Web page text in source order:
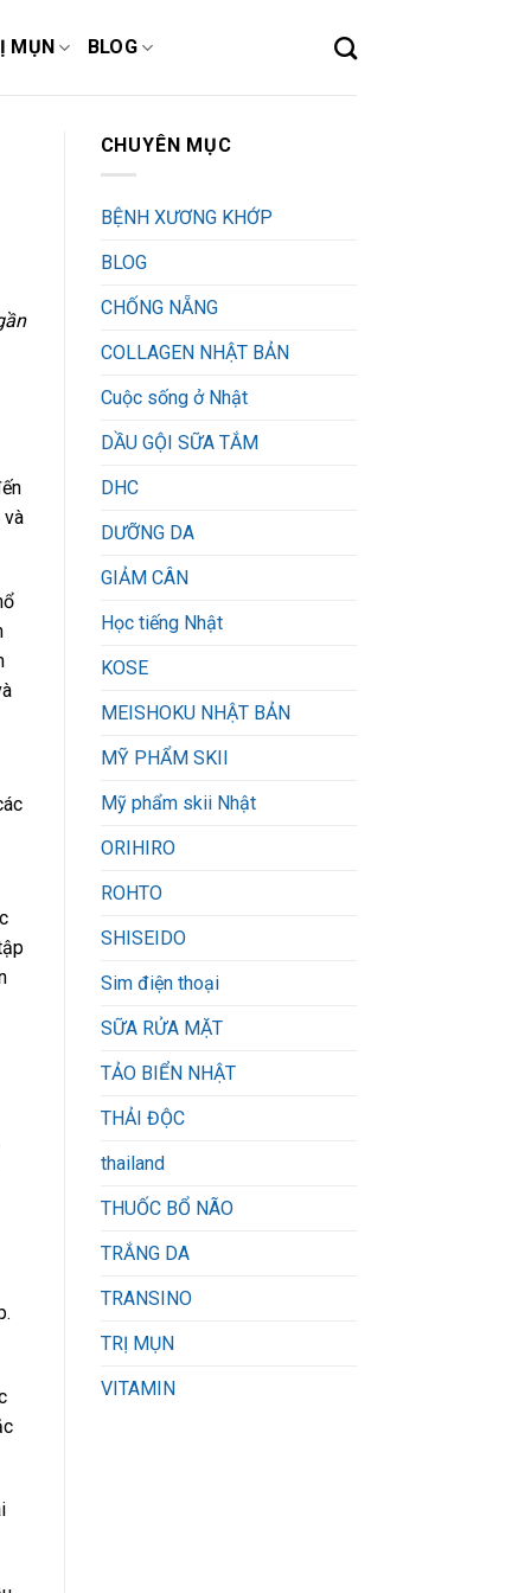
MỤN BLOG
và
CHUYÊN MỤC
BỆNH XƯƠNG KHỚP
BLOG
CHỐNG NẴNG
COLLAGEN NHẬT BẢN
Cuộc sống ở Nhật
DẦU GỘI SỮA TẮM
DHC
DƯỠNG DA
GIẢM CÂN
Học tiếng Nhật
KOSE
MEISHOKU NHẬT BẢN
MỸ PHẨM SKII
Mỹ phẩm skii Nhật
ORIHIRO
ROHTO
SHISEIDO
Sim điện thoại
SỮA RỬA MẶT
TẢO BIỂN NHẬT
THẢI ĐỘC
thailand
THUỐC BỔ NÃO
TRẮNG DA
TRANSINO
TRỊ MỤN
VITAMIN